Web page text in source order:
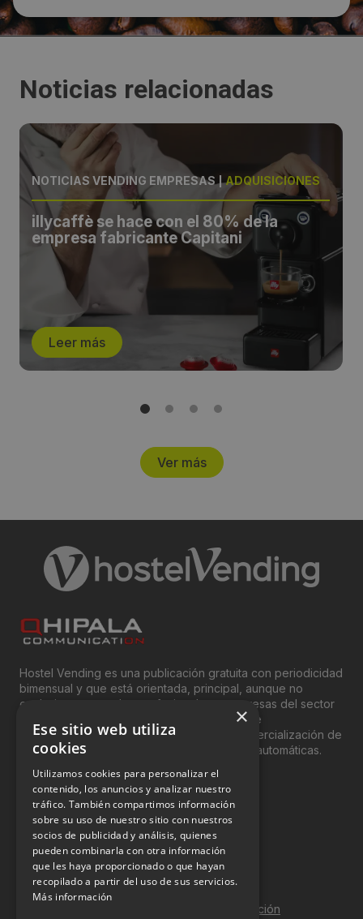
Noticias relacionadas
NOTICIAS VENDING EMPRESAS|ADQUISICIONES
illycaffè se hace con el 80% de la
empresa fabricante Capitani
Leer más
Ver más
Hostel Vending es una publicación gratuita con periodicidad
bimensual y que está orientada, principal, aunque no
exclusivamente, a los profesionales y empresas del sector
del “Vending”; nombre con el que se conoce
genéricamente entre profesionales a la comercialización de
productos y servicios a través de máquinas automáticas.
INFORMACIÓN LEGAL
Aviso Legal
Política de Privacidad
Política de Cookies
Política de calidad y seguridad de la información
×
Ese sitio web utiliza
cookies
Utilizamos cookies para personalizar el
contenido, los anuncios y analizar nuestro
tráfico. También compartimos información
sobre su uso de nuestro sitio con nuestros
socios de publicidad y análisis, quienes
pueden combinarla con otra información
que les haya proporcionado o que hayan
recopilado a partir del uso de sus servicios.
Más información